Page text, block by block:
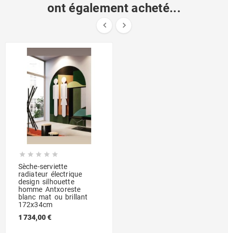
ont également acheté...
 
    
Sèche-serviette
radiateur électrique
design silhouette
homme Antxoreste
blanc mat ou brillant
172x34cm
1 734,00 €